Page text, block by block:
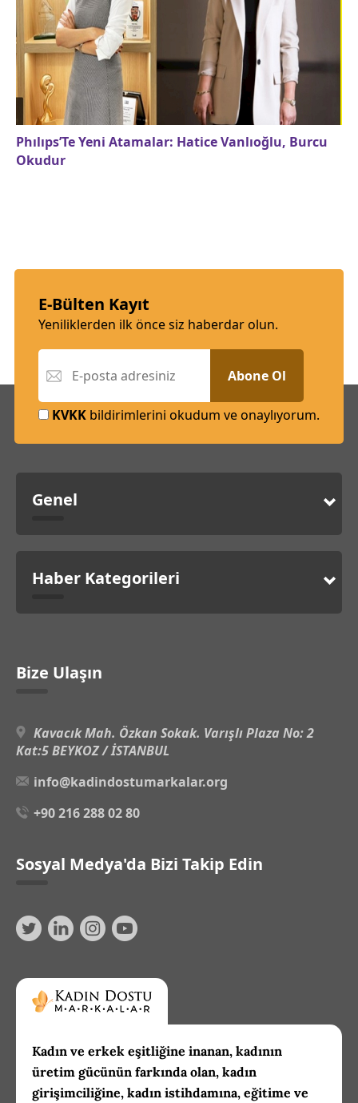
Phılıps’Te Yeni Atamalar: Hatice Vanlıoğlu, Burcu
Okudur
E-Bülten Kayıt
Yeniliklerden ilk önce siz haberdar olun.
Abone Ol
KVKK bildirimlerini okudum ve onaylıyorum.
Genel
Haber Kategorileri
Bize Ulaşın
Kavacık Mah. Özkan Sokak. Varışlı Plaza No: 2
Kat:5 BEYKOZ / İSTANBUL
info@kadindostumarkalar.org
+90 216 288 02 80
Sosyal Medya'da Bizi Takip Edin
Kadın ve erkek eşitliğine inanan, kadının
üretim gücünün farkında olan, kadın
girişimciliğine, kadın istihdamına, eğitime ve